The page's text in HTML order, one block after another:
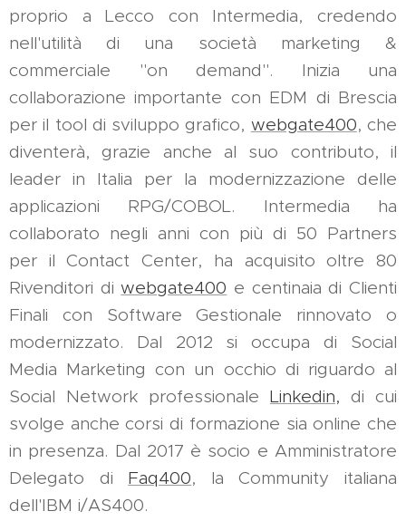
proprio a Lecco con Intermedia, credendo
nell'utilità di una società marketing &
commerciale "on demand". Inizia una
collaborazione importante con EDM di Brescia
per il tool di sviluppo grafico, webgate400, che
diventerà, grazie anche al suo contributo, il
leader in Italia per la modernizzazione delle
applicazioni RPG/COBOL. Intermedia ha
collaborato negli anni con più di 50 Partners
per il Contact Center, ha acquisito oltre 80
Rivenditori diwebgate400 e centinaia di Clienti
Finali con Software Gestionale rinnovato o
modernizzato. Dal 2012 si occupa di Social
Media Marketing con un occhio di riguardo al
Social Network professionale Linkedin, di cui
svolge anche corsi di formazione sia online che
in presenza. Dal 2017 è socio e Amministratore
Delegato di Faq400, la Community italiana
dell'IBM i/AS400.